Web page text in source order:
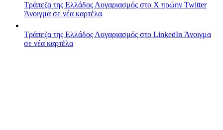
Τράπεζα της Ελλάδος Λογαριασμός στο X πρώην Twitter
Άνοιγμα σε νέα καρτέλα
Τράπεζα της Ελλάδος Λογαριασμός στο LinkedIn Άνοιγμα
σε νέα καρτέλα